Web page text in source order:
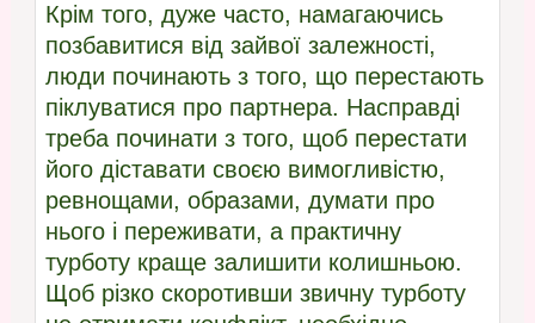
Крім того, дуже часто, намагаючись
позбавитися від зайвої залежності,
люди починають з того, що перестають
піклуватися про партнера. Насправді
треба починати з того, щоб перестати
його діставати своєю вимогливістю,
ревнощами, образами, думати про
нього і переживати, а практичну
турботу краще залишити колишньою.
Щоб різко скоротивши звичну турботу